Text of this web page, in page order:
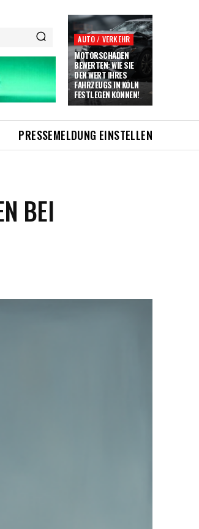
AUTO / VERKEHR
MOTORSCHADEN
BEWERTEN: WIE SIE
DEN WERT IHRES
FAHRZEUGS IN KÖLN
FESTLEGEN KÖNNEN!
PRESSEMELDUNG EINSTELLEN
BEI